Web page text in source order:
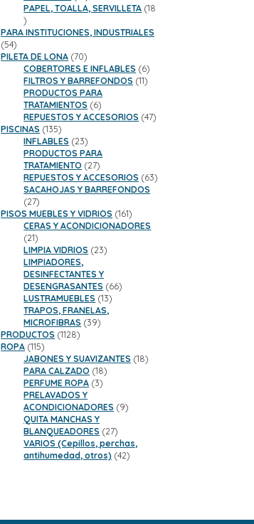
productos
PAPEL, TOALLA, SERVILLETA 18
18
productos
PARA INSTITUCIONES, INDUSTRIALES
5454
productos
PILETA DE LONA 7070
productos
COBERTORES E INFLABLES 66
productos
FILTROS Y BARREFONDOS 1111
PRODUCTOS PARA
TRATAMIENTOS 66
productos
REPUESTOS Y ACCESORIOS 4747
PISCINAS 135135
productos
INFLABLES 2323
productos
PRODUCTOS PARA
TRATAMIENTO 2727
productos
REPUESTOS Y ACCESORIOS 6363
SACAHOJAS Y BARREFONDOS
2727
productos
PISOS MUEBLES Y VIDRIOS 161161
productos
CERAS Y ACONDICIONADORES
2121
productos
LIMPIA VIDRIOS 2323
LIMPIADORES,
DESINFECTANTES Y
DESENGRASANTES 6666
LUSTRAMUEBLES 1313
TRAPOS, FRANELAS,
MICROFIBRAS 3939
PRODUCTOS 11281128
ROPA 115115
productos
JABONES Y SUAVIZANTES 1818
PARA CALZADO 1818
PERFUME ROPA 33
PRELAVADOS Y
ACONDICIONADORES 99
QUITA MANCHAS Y
BLANQUEADORES 2727
productos
VARIOS (Cepillos, perchas,
antihumedad, otros) 4242